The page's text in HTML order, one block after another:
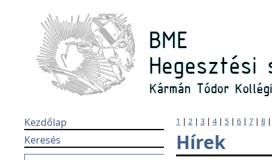
Kezdőlap
Keresés
1 | 2 | 3 | 4| 5 | 6 | 7 | 8
Hírek